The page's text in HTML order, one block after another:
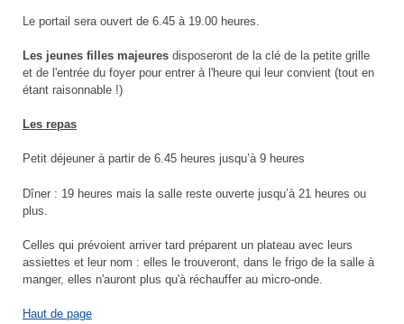
Le portail sera ouvert de 6.45 à 19.00 heures.
Les jeunes filles majeures disposeront de la clé de la petite grille
et de l'entrée du foyer pour entrer à l'heure qui leur convient (tout en
étant raisonnable !)
Les repas
Petit déjeuner à partir de 6.45 heures jusqu’à 9 heures
Dîner : 19 heures mais la salle reste ouverte jusqu’à 21 heures ou
plus.
Celles qui prévoient arriver tard préparent un plateau avec leurs
assiettes et leur nom : elles le trouveront, dans le frigo de la salle à
manger, elles n'auront plus qu'à réchauffer au micro-onde.
Haut de page